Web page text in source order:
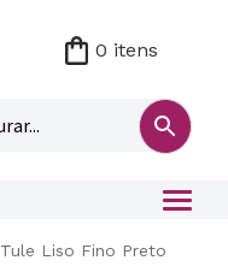
M
n
0 itens
Tule Liso Fino Preto